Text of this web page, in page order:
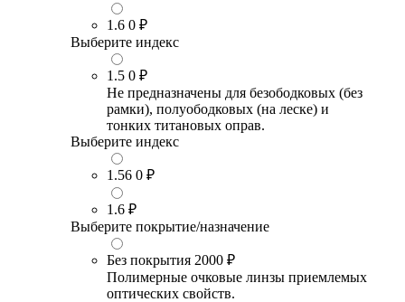
1.6 0 ₽
Выберите индекс
1.5 0 ₽
Не предназначены для безободковых (без
рамки), полуободковых (на леске) и
тонких титановых оправ.
Выберите индекс
1.56 0 ₽
1.6 ₽
Выберите покрытие/назначение
Без покрытия 2000 ₽
Полимерные очковые линзы приемлемых
оптических свойств.